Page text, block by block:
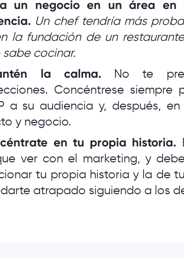
un negocio en un área
Un chef tendría más
la fundación de un
sabe cocinar.
la calma.No te
Concéntrese siempre
a su audiencia y, después,
y negocio.
en tu propia historia.
ver con el marketing, y
tu propia historia y la de
atrapado siguiendo a los